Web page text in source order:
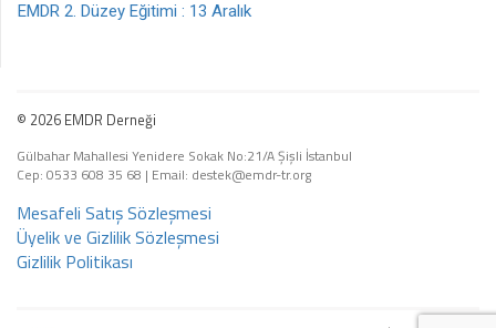
EMDR 2. Düzey Eğitimi : 13 Aralık
© 2026 EMDR Derneği
Gülbahar Mahallesi Yenidere Sokak No:21/A Şişli İstanbul
Cep: 0533 608 35 68 | Email: destek@emdr-tr.org
Mesafeli Satış Sözleşmesi
Üyelik ve Gizlilik Sözleşmesi
Gizlilik Politikası